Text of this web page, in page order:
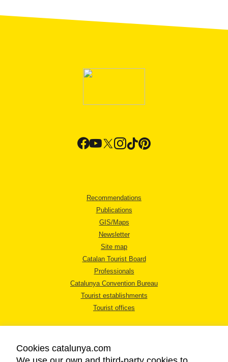
Recommendations
Publications
GIS/Maps
Newsletter
Site map
Catalan Tourist Board
Professionals
Catalunya Convention Bureau
Tourist establishments
Tourist offices
Cookies catalunya.com